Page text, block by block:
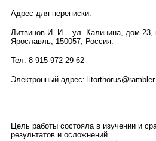
Адрес для переписки:
Литвинов И. И. - ул. Калинина, дом 23,
Ярославль, 150057, Россия.
Тел: 8-915-972-29-62
Электронный адрес:
Цель работы состояла в изучении и
результатов и осложнений